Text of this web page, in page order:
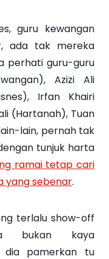
guru kewangan
ada tak mereka
perhati guru-guru
Azizi Ali
Irfan Khairi
(Hartanah), Tuan
lain, pernah tak
tunjuk harta
ramai tetap cari
yang sebenar.
terlalu show-off
bukan kaya
dia pamerkan tu